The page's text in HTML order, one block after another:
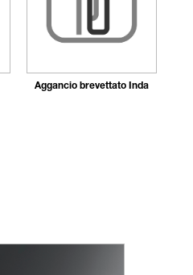
Aggancio brevettato Inda